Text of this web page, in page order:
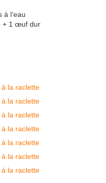
l’eau
+ 1 œuf dur